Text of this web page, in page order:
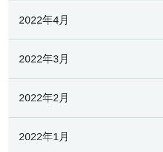
2022年4月
2022年3月
2022年2月
2022年1月